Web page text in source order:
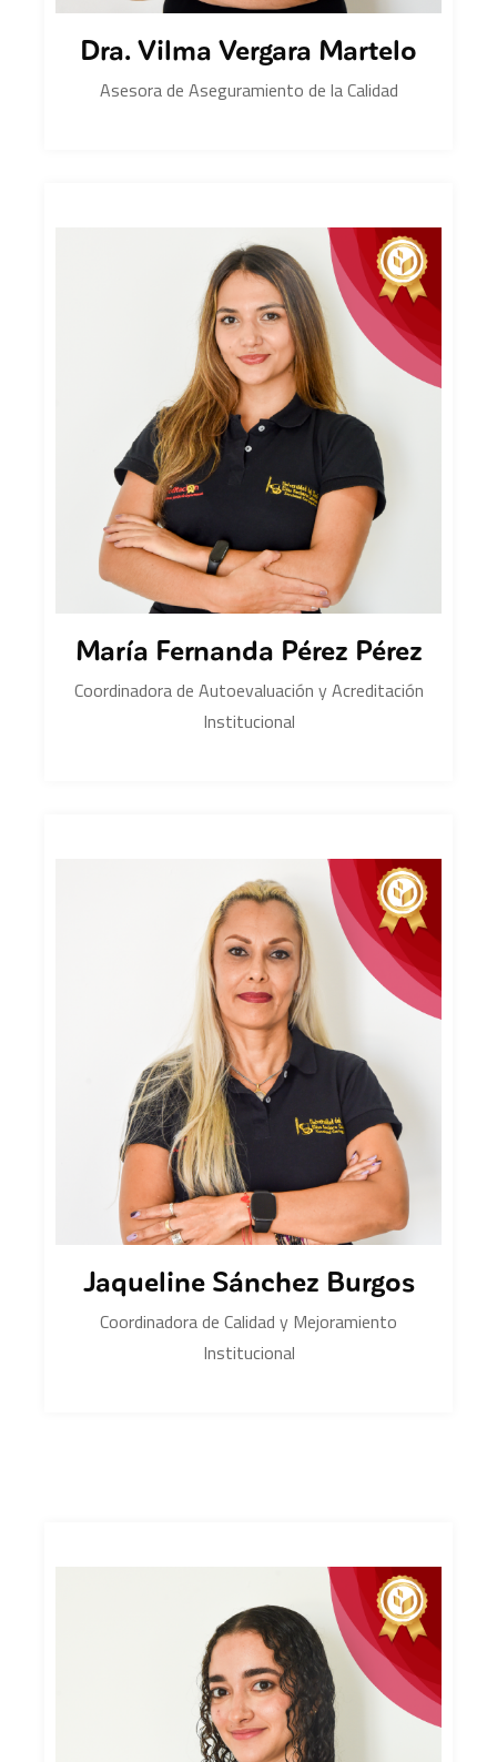
Dra. Vilma Vergara Martelo
Asesora de Aseguramiento de la Calidad
María Fernanda Pérez Pérez
Coordinadora de Autoevaluación y Acreditación
Institucional
Jaqueline Sánchez Burgos
Coordinadora de Calidad y Mejoramiento
Institucional